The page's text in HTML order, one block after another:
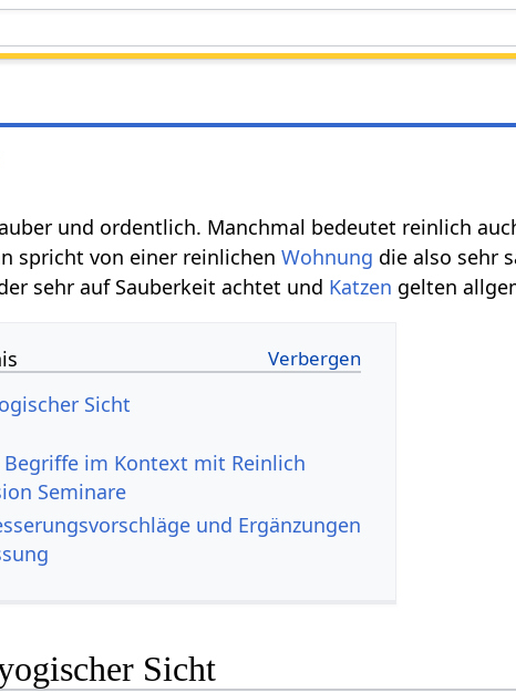
und ordentlich. Manchmal bedeutet reinlich
spricht von einer reinlichenWohnung die also sehr
sehr auf Sauberkeit achtet und Katzen gelten
Sicht
Seminare
Verbesserungsvorschläge und Ergänzungen
Sicht